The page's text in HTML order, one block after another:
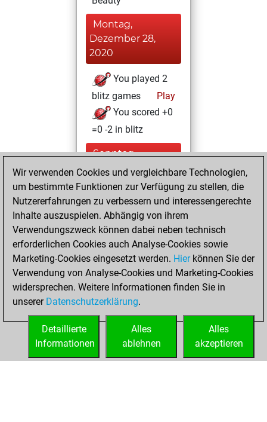
Montag,
Dezember 28,
2020
You played 2
blitz games
Play
You scored +0
=0 -2 in blitz
Sonntag,
Dezember 27,
2020
You won
against Fritz
Fritz
You achieved a
BeautyScore of 28
You achieved a
new Elo of 1609
You created
your Fritz account
Wir verwenden Cookies und vergleichbare Technologien,
um bestimmte Funktionen zur Verfügung zu stellen, die
Nutzererfahrungen zu verbessern und interessengerechte
Inhalte auszuspielen. Abhängig von ihrem
Verwendungszweck können dabei neben technisch
erforderlichen Cookies auch Analyse-Cookies sowie
Marketing-Cookies eingesetzt werden. Hierkönnen Sie der
Verwendung von Analyse-Cookies und Marketing-Cookies
widersprechen. Weitere Informationen finden Sie in
unserer Datenschutzerklärung.
Alles
akzeptieren
Alles
ablehnen
Detaillierte
Informationen